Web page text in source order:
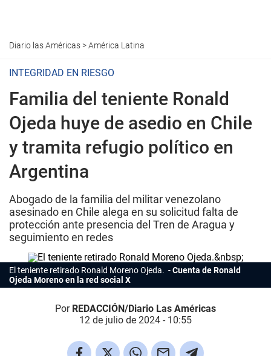
Diario las Américas>América Latina
INTEGRIDAD EN RIESGO
Familia del teniente Ronald
Ojeda huye de asedio en Chile
y tramita refugio político en
Argentina
Abogado de la familia del militar venezolano
asesinado en Chile alega en su solicitud falta de
protección ante presencia del Tren de Aragua y
seguimiento en redes
El teniente retirado Ronald Moreno Ojeda.
Cuenta de Ronald
Ojeda Moreno en la red social X
Por REDACCIÓN/Diario Las Américas
12 de julio de 2024 - 10:55